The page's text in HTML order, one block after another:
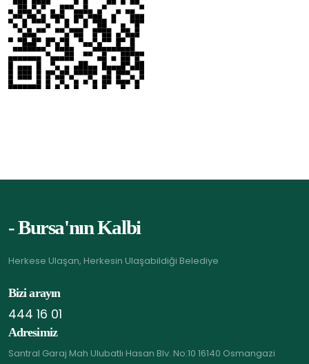
- Bursa'nın Kalbi
Herkese Ulaşan, Herkesin Ulaşabildiği Belediye
Bizi arayın
444 16 01
Adresimiz
Santral Garaj Mah Ulubatlı Hasan Blv. No:10 16140 Osmangazi